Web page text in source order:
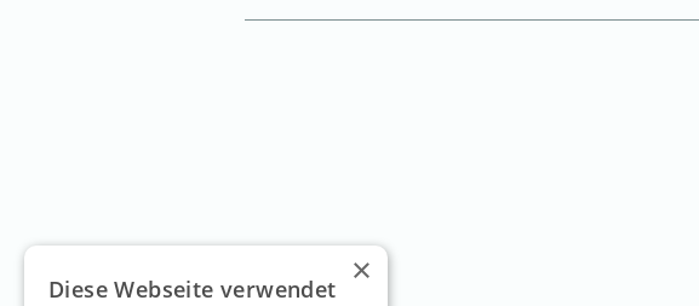
×
Diese Webseite verwendet